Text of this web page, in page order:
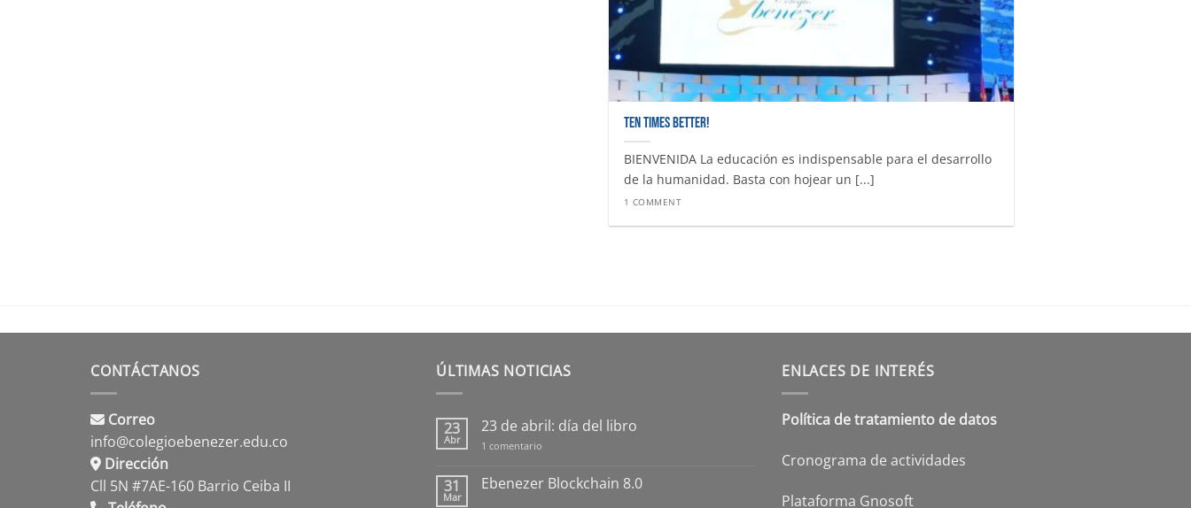
Ten Times Better!
BIENVENIDA La educación es indispensable para el desarrollo
de la humanidad. Basta con hojear un [...]
1 COMMENT
CONTÁCTANOS
Correo
info@colegioebenezer.edu.co
Dirección
Cll 5N #7AE-160 Barrio Ceiba II
ÚLTIMAS NOTICIAS
23
Abr
23 de abril: día del libro
1 comentario
abril:
día
31
Mar
Ebenezer Blockchain 8.0
ENLACES DE INTERÉS
Política de tratamiento de datos
Cronograma de actividades
Plataforma Gnosoft